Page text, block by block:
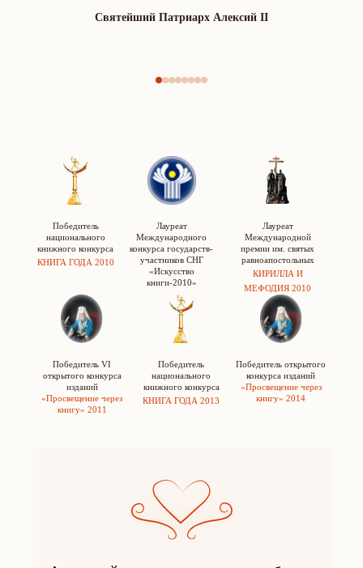
Святейший Патриарх Алексий II
Настюшка1290
Победитель
национального
книжного конкурса
КНИГА ГОДА 2010
Лауреат
Международного
конкурса государств-
участников СНГ
«Искусство
книги-2010»
Лауреат
Международной
премии им. святых
равноапостольных
КИРИЛЛА И
МЕФОДИЯ 2010
Победитель VI
открытого конкурса
изданий
«Просвещение через
книгу» 2011
Победитель
национального
книжного конкурса
КНИГА ГОДА 2013
Победитель открытого
конкурса изданий
«Просвещение через
книгу» 2014